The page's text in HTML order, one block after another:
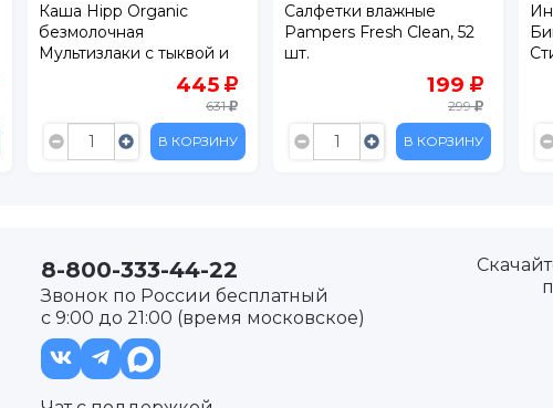
Каша Hipp Organic
безмолочная
Мультизлаки с тыквой и
445
631
В КОРЗИНУ
Салфетки влажные
Pampers Fresh Clean, 52
шт.
199
299
В КОРЗИНУ
8-800-333-44-22
Звонок по России бесплатный
с 9:00 до 21:00 (время московское)